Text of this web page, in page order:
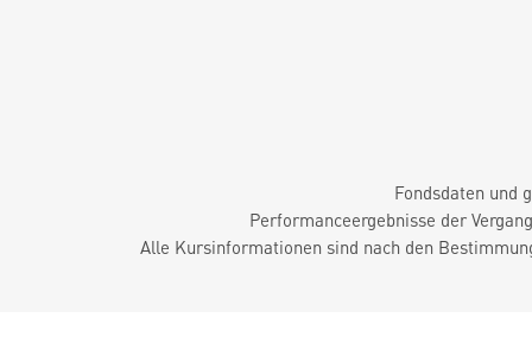
Fondsdaten und
Performanceergebnisse der
Alle Kursinformationen sind nach den